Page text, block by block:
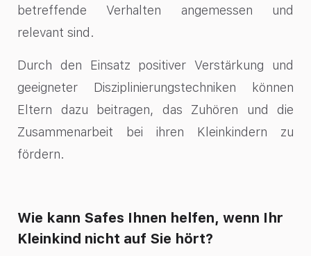
betreffende Verhalten angemessen und
relevant sind.
Durch den Einsatz positiver Verstärkung und
geeigneter Disziplinierungstechniken können
Eltern dazu beitragen, das Zuhören und die
Zusammenarbeit bei ihren Kleinkindern zu
fördern.
Wie kann Safes Ihnen helfen, wenn Ihr
Kleinkind nicht auf Sie hört?